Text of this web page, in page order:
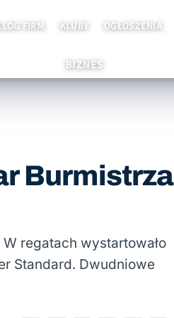
FIRM KLUBY OGŁOSZENIA
BIZNES
Burmistrza
regatach wystartowało
Standard. Dwudniowe